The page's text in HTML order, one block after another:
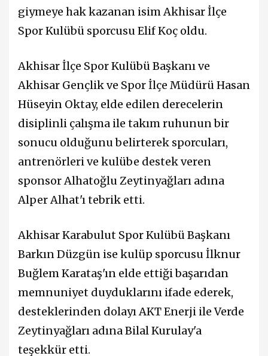
giymeye hak kazanan isim Akhisar İlçe
Spor Kulübü sporcusu Elif Koç oldu.
Akhisar İlçe Spor Kulübü Başkanı ve
Akhisar Gençlik ve Spor İlçe Müdürü Hasan
Hüseyin Oktay, elde edilen derecelerin
disiplinli çalışma ile takım ruhunun bir
sonucu olduğunu belirterek sporcuları,
antrenörleri ve kulübe destek veren
sponsor Alhatoğlu Zeytinyağları adına
Alper Alhat'ı tebrik etti.
Akhisar Karabulut Spor Kulübü Başkanı
Barkın Düzgün ise kulüp sporcusu İlknur
Buğlem Karataş'ın elde ettiği başarıdan
memnuniyet duyduklarını ifade ederek,
desteklerinden dolayı AKT Enerji ile Verde
Zeytinyağları adına Bilal Kurulay'a
teşekkür etti.